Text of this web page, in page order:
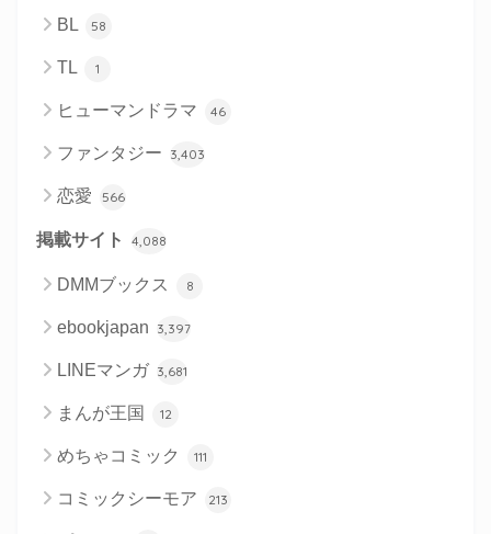
BL 58
TL 1
ヒューマンドラマ 46
ファンタジー 3,403
恋愛 566
掲載サイト 4,088
DMMブックス 8
ebookjapan 3,397
LINEマンガ 3,681
まんが王国 12
めちゃコミック 111
コミックシーモア 213